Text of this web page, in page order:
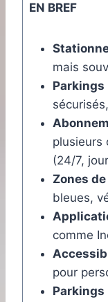
EN BREF
mais
plusieurs
(24/7,
Zones
bleues,
comme
pour
Parkings